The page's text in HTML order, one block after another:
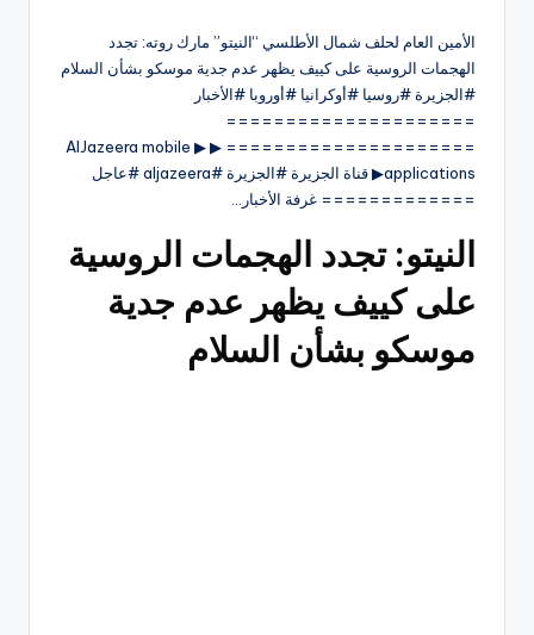
الأمين العام لحلف شمال الأطلسي “النيتو” مارك روته: تجدد
الهجمات الروسية على كييف يظهر عدم جدية موسكو بشأن السلام
#الجزيرة #روسيا #أوكرانيا #أوروبا #الأخبار
=====================
===================== ▶ ▶ AlJazeera mobile
applications▶ قناة الجزيرة #الجزيرة #aljazeera #عاجل
============= غرفة الأخبار…
النيتو: تجدد الهجمات الروسية
على كييف يظهر عدم جدية
موسكو بشأن السلام